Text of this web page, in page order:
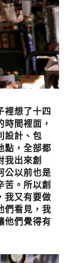
裡想了十四
間裡面，
設計、包
點，全部都
我出來創
公以前也是
苦。所以創
我又有要做
們看見，我
他們覺得有